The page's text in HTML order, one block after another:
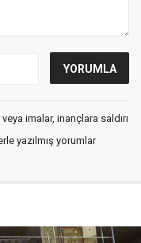
imalar, inançlara saldırı
yazılmış yorumlar